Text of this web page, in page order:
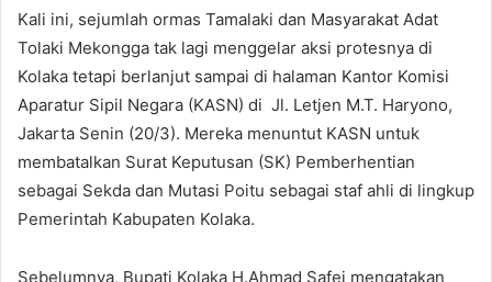
Kali ini, sejumlah ormas Tamalaki dan Masyarakat Adat
Tolaki Mekongga tak lagi menggelar aksi protesnya di
Kolaka tetapi berlanjut sampai di halaman Kantor Komisi
Aparatur Sipil Negara (KASN) di Jl. Letjen M.T. Haryono,
Jakarta Senin (20/3). Mereka menuntut KASN untuk
membatalkan Surat Keputusan (SK) Pemberhentian
sebagai Sekda dan Mutasi Poitu sebagai staf ahli di lingkup
Pemerintah Kabupaten Kolaka.
Sebelumnya, Bupati Kolaka H.Ahmad Safei mengatakan